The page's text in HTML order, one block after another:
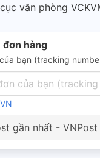
văn phòng
đơn hàng
bạn (tracking
gần nhất - VNPost